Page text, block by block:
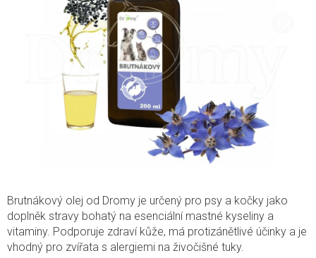
Brutnákový olej od Dromy je určený pro psy a kočky jako
doplněk stravy bohatý na esenciální mastné kyseliny a
vitaminy. Podporuje zdraví kůže, má protizánětlivé účinky a je
vhodný pro zvířata s alergiemi na živočišné tuky.